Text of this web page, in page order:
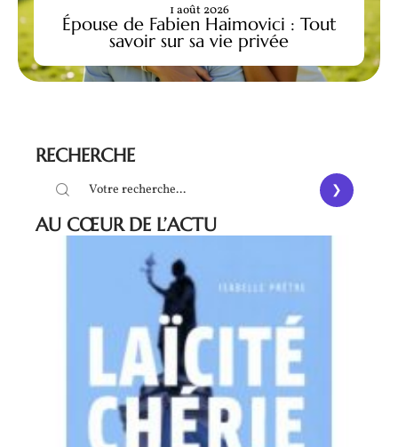
Épouse de Fabien Haimovici : Tout
savoir sur sa vie privée
1 août 2026
RECHERCHE
AU CŒUR DE L’ACTU